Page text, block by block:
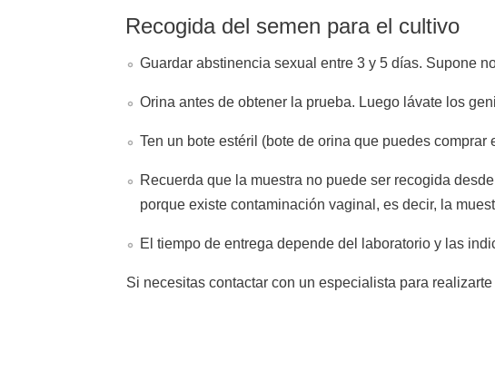
Recogida del semen para el cultivo
Guardar abstinencia sexual entre 3 y 5 días. Supone
Orina antes de obtener la prueba. Luego lávate los
Ten un bote estéril (bote de orina que puedes
Recuerda que la muestra no puede ser recogida
porque existe contaminación vaginal, es decir, la
El tiempo de entrega depende del laboratorio y las
Si necesitas contactar con un especialista para realizarte